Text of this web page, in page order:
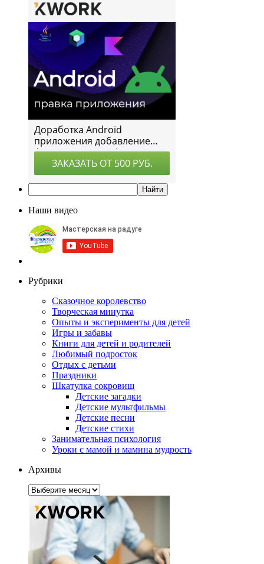
Наши видео
Рубрики
Сказочное королевство
Творческая минутка
Опыты и эксперименты для детей
Игры и забавы
Книги для детей и родителей
Любимый подросток
Отдых с детьми
Праздники
Шкатулка сокровищ
Детские загадки
Детские мультфильмы
Детские песни
Детские стихи
Занимательная психология
Уроки с мамой и мамина мудрость
Архивы
Архивы